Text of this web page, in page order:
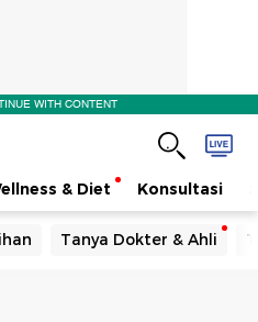
WITH CONTENT
& Diet Konsultasi
Tanya Dokter & Ahli